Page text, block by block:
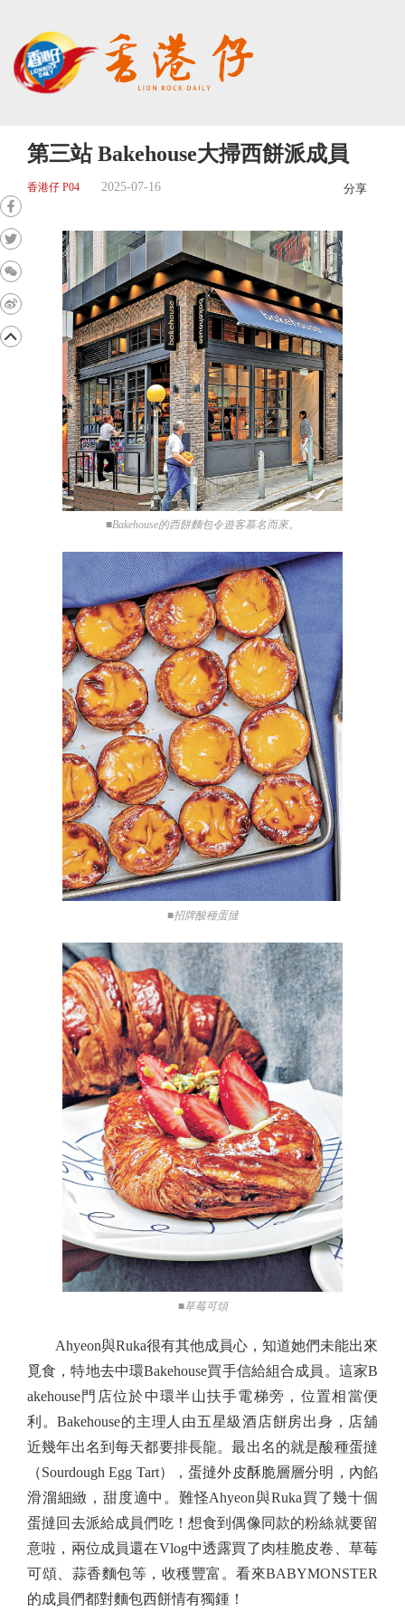
第三站 Bakehouse大掃西餅派成員
香港仔 P04 2025-07-16 分享
■Bakehouse的西餅麵包令遊客慕名而來。
■招牌酸種蛋撻
■草莓可頌
Ahyeon與Ruka很有其他成員心，知道她們未能出來
覓食，特地去中環Bakehouse買手信給組合成員。這家B
akehouse門店位於中環半山扶手電梯旁，位置相當便
利。Bakehouse的主理人由五星級酒店餅房出身，店舖
近幾年出名到每天都要排長龍。最出名的就是酸種蛋撻
（Sourdough Egg Tart），蛋撻外皮酥脆層層分明，內餡
滑溜細緻，甜度適中。難怪Ahyeon與Ruka買了幾十個
蛋撻回去派給成員們吃！想食到偶像同款的粉絲就要留
意啦，兩位成員還在Vlog中透露買了肉桂脆皮卷、草莓
可頌、蒜香麵包等，收穫豐富。看來BABYMONSTER
的成員們都對麵包西餅情有獨鍾！